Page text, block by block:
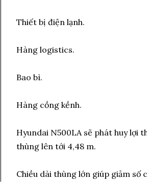
Thiết bị điện lạnh.
Hàng logistics.
Bao bì.
Hàng cồng kềnh.
Hyundai N500LA sẽ phát huy lợi
thùng lên tới 4,48 m.
Chiều dài thùng lớn giúp giảm số